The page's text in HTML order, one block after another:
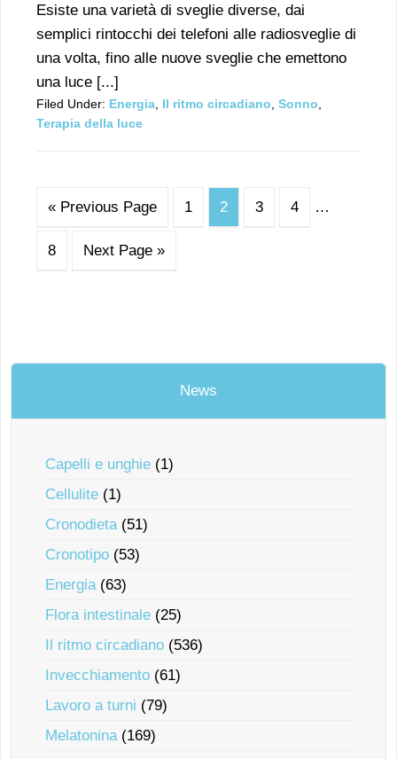
Esiste una varietà di sveglie diverse, dai
semplici rintocchi dei telefoni alle radiosveglie di
una volta, fino alle nuove sveglie che emettono
una luce [...]
Filed Under: Energia Il ritmo circadiano Sonno
Terapia della luce
« Previous Page 1 2 3 4 …
8 Next Page »
News
Capelli e unghie (1)
Cellulite (1)
Cronodieta(51)
Cronotipo (53)
Energia(63)
Flora intestinale (25)
Il ritmo circadiano (536)
Invecchiamento (61)
Lavoro a turni (79)
Melatonina(169)